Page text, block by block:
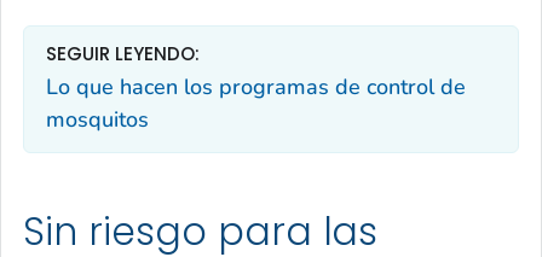
SEGUIR LEYENDO:
Lo que hacen los programas de control de
mosquitos
Sin riesgo para las